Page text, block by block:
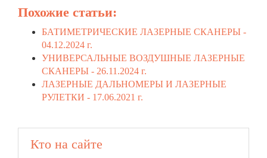
Похожие статьи:
БАТИМЕТРИЧЕСКИЕ ЛАЗЕРНЫЕ СКАНЕРЫ -
04.12.2024 г.
УНИВЕРСАЛЬНЫЕ ВОЗДУШНЫЕ ЛАЗЕРНЫЕ
СКАНЕРЫ - 26.11.2024 г.
ЛАЗЕРНЫЕ ДАЛЬНОМЕРЫ И ЛАЗЕРНЫЕ
РУЛЕТКИ - 17.06.2021 г.
Кто на сайте